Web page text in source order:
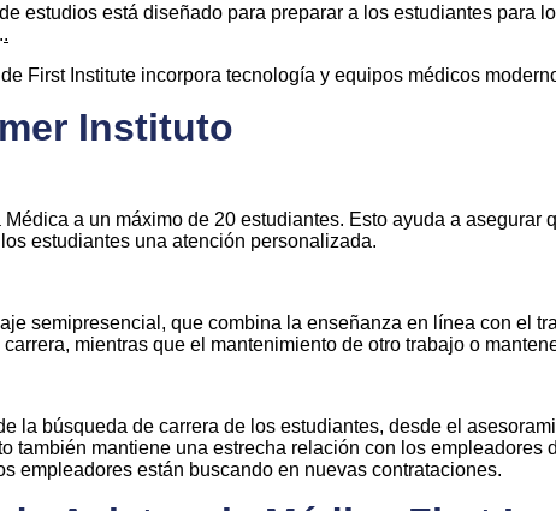
estudios está diseñado para preparar a los estudiantes para
.
First Institute incorpora tecnología y equipos médicos
Instituto
a un máximo de 20 estudiantes. Esto ayuda a
estudiantes una atención personalizada.
semipresencial, que combina la enseñanza en línea con el
mientras que el mantenimiento de otro trabajo o
la búsqueda de carrera de los estudiantes, desde el
también mantiene una estrecha relación con los
empleadores están buscando en nuevas contrataciones.